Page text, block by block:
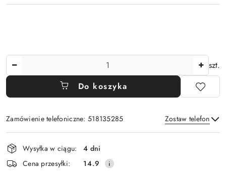
szt.
Do koszyka
Zamówienie telefoniczne: 518135285 Zostaw telefon
Wyślij
Dostępność
i
dostawa
Wysyłka w ciągu:
4 dni
Cena przesyłki:
14.9